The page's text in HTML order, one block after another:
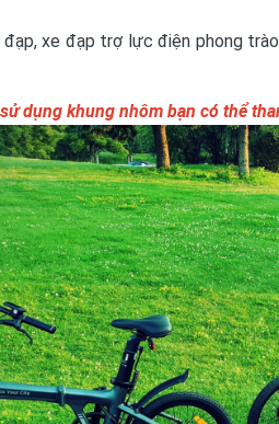
đạp, xe đạp trợ lực điện phong
dụng khung nhôm bạn có thể